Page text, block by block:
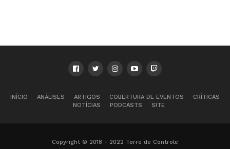
INÍCIO ANÁLISES ARTIGOS COBERTURA DE EVENTOS
CRÍTICAS
NOTÍCIAS
PODCASTS SITE
Copyright © 2018 - 2022 Torre de Controle